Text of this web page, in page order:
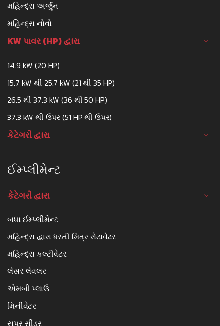
મહિન્દ્રા અર્જુન
મહિન્દ્રા નોવો
KW પાવર (HP) દ્વારા
14.9 kW (20 HP)
15.7 kW થી 25.7 kW (21 થી 35 HP)
26.5 થી 37.3 kW (36 થી 50 HP)
37.3 kW થી ઉપર (51 HP થી ઉપર)
કેટેગરી દ્વારા
ઈમ્પ્લીમેન્ટ
કેટેગરી દ્વારા
બધા ઈમ્પ્લીમેન્ટ
મહિન્દ્રા દ્વારા ધરતી મિત્ર રોટાવેટર
મહિન્દ્રા કલ્ટીવેટર
લેસર લેવલર
એમબી પ્લાઉ
મિનીવેટર
સુપર સીડર